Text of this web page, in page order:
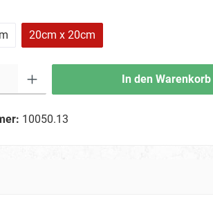
20cm x 20cm
In den Warenkorb
10050.13